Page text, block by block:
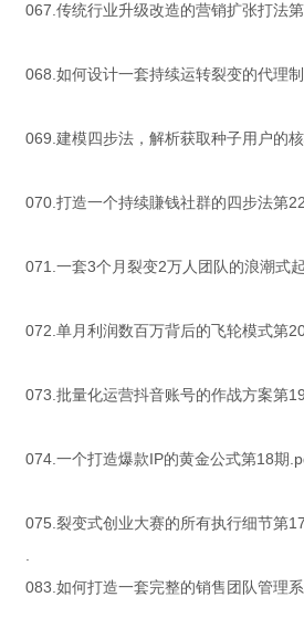
067.传统行业升级改造的营销扩张打法
068.如何设计一套持续运转裂变的代理
069.建模四步法，解析获取种子用户的
070.打造一个持续賺钱社群的四步法第
071.一套3个月裂变2万人团队的浪潮式
072.单月利润数百万背后的飞轮模式第
073.批量化运营抖音账号的作战方案第
074.一个打造爆款IP的黄金公式第18期
075.裂变式创业大赛的所有执行细节第
083.如何打造一套完整的销售团队管理